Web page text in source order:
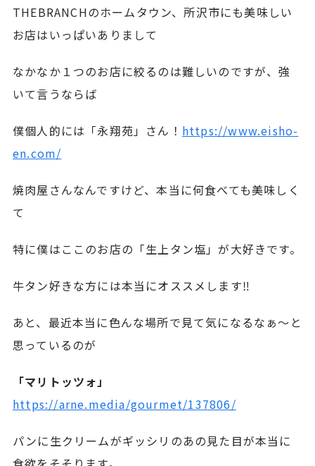
THEBRANCHのホームタウン、所沢市にも美味しい
お店はいっぱいありまして
なかなか１つのお店に絞るのは難しいのですが、強
いて言うならば
僕個人的には「永翔苑」さん！ https://www.eisho-
en.com/
焼肉屋さんなんですけど、本当に何食べても美味しく
て
特に僕はここのお店の「生上タン塩」が大好きです。
牛タン好きな方には本当にオススメします‼︎
あと、最近本当に色んな場所で見て気になるなぁ〜と
思っているのが
「マリトッツォ」
https://arne.media/gourmet/137806/
パンに生クリームがギッシリのあの見た目が本当に